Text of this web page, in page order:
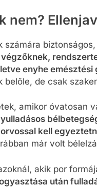
nem?
számára
enyhe emésztési
belőle, de csak
amikor óvatosan
kell
már volt
akik por
után